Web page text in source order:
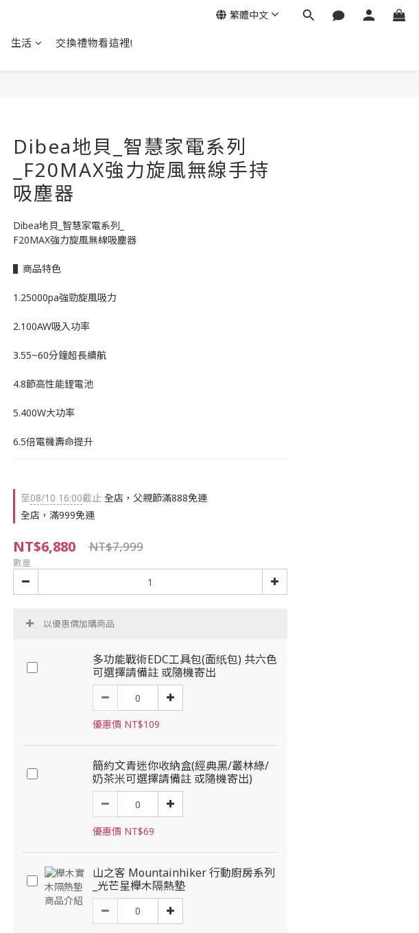
生活 交換禮物看這裡!
繁體中文
Dibea地貝_智慧家電系列
_F20MAX強力旋風無線手持
吸塵器
Dibea地貝_智慧家電系列_
F20MAX強力旋風無線吸塵器
▌商品特色
1.25000pa強勁旋風吸力
2.100AW吸入功率
3.55~60分鐘超長續航
4.8節高性能鋰電池
5.400W大功率
6.5倍電機壽命提升
至08/10 16:00截止全店，父親節滿888免運
全店，滿999免運
NT$6,880 NT$7,999
數量
以優惠價加購商品
多功能戰術EDC工具包(面纸包) 共六色
可選擇請備註 或隨機寄出
優惠價 NT$109
簡約文青迷你收納盒(經典黑/叢林綠/
奶茶米可選擇請備註 或隨機寄出)
優惠價 NT$69
山之客 Mountainhiker 行動廚房系列
_光芒星櫸木隔熱墊